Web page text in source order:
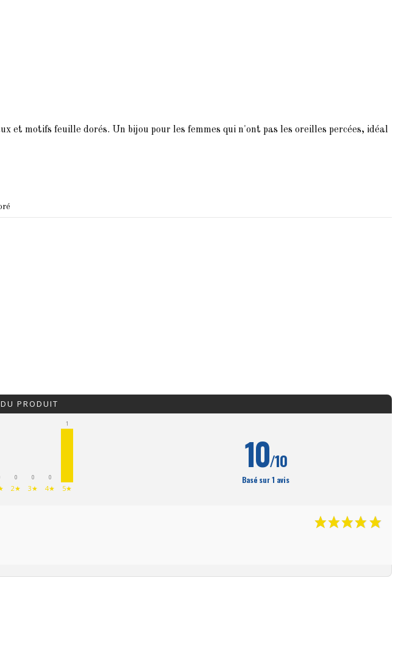
motifs feuille dorés. Un bijou pour les femmes qui n'ont pas les oreilles percées, idéal
PRODUIT
0
2★
0
3★
0
4★
1
5★
10/10
Basé sur 1 avis